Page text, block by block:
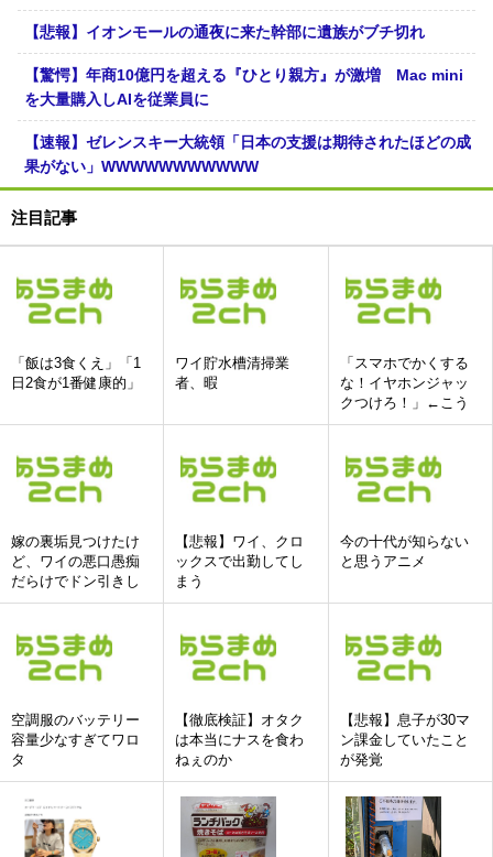
【悲報】イオンモールの通夜に来た幹部に遺族がブチ切れ
【驚愕】年商10億円を超える『ひとり親方』が激増 Mac mini
を大量購入しAIを従業員に
【速報】ゼレンスキー大統領「日本の支援は期待されたほどの成
果がない」WWWWWWWWWWW
注目記事
「飯は3食くえ」「1
日2食が1番健康的」
ワイ貯水槽清掃業
者、暇
「スマホでかくする
な！イヤホンジャッ
クつけろ！」←こう
いう人達ってどこい
嫁の裏垢見つけたけ
ど、ワイの悪口愚痴
だらけでドン引きし
た
【悲報】ワイ、クロ
ックスで出勤してし
まう
今の十代が知らない
と思うアニメ
空調服のバッテリー
容量少なすぎてワロ
タ
【徹底検証】オタク
は本当にナスを食わ
ねぇのか
【悲報】息子が30マ
ン課金していたこと
が発覚